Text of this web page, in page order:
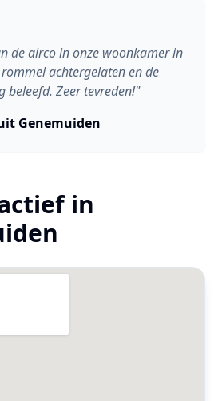
de airco in onze woonkamer in
achtergelaten en de
beleefd. Zeer tevreden!"
Genemuiden
in